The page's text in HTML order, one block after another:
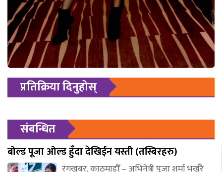
प्रतिक्रिया दिनुहोस्
संबन्धित
बोल्ड पूजा ओल्ड हुँदा देखिईन यस्ती (तस्बिरहरु)
रंगखबर, काठमाडौँ – अभिनेत्री पूजा शर्मा भर्खरै